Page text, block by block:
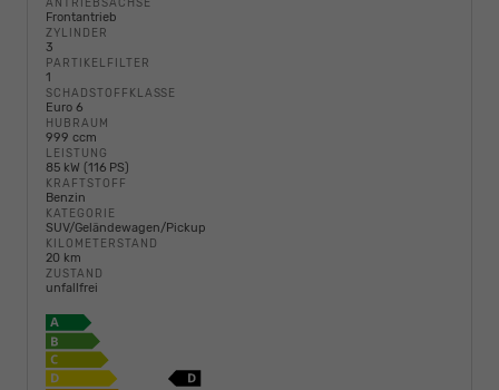
ANTRIEBSACHSE
Frontantrieb
ZYLINDER
3
PARTIKELFILTER
1
SCHADSTOFFKLASSE
Euro 6
HUBRAUM
999 ccm
LEISTUNG
85 kW (116 PS)
KRAFTSTOFF
Benzin
KATEGORIE
SUV/Geländewagen/Pickup
KILOMETERSTAND
20 km
ZUSTAND
unfallfrei